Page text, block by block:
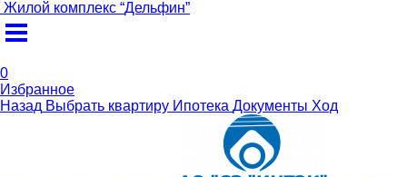
Жилой комплекс “Дельфин”
0
Избранное
Назад Выбрать квартиру Ипотека Документы Ход